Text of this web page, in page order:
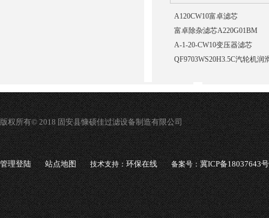
A120CW10富卓滤芯
富卓除杂滤芯A220G01BM
A-1-20-CW10变压器滤芯
QF9703WS20H3.5C汽轮机润
版权所有© 2018 固安县慷硕佳过滤设备制造有限公司
管理登陆 站点地图 技术支持：环保在线 备案号：冀ICP备18037643